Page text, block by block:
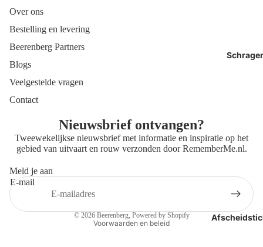
Over ons
Bestelling en levering
Beerenberg Partners
Blogs
Veelgestelde vragen
Contact
Nieuwsbrief ontvangen?
Tweewekelijkse nieuwsbrief met informatie en inspiratie op het
gebied van uitvaart en rouw verzonden doorRememberMe.nl.
Meld je aan
E-mail
© 2026 Beerenberg, Powered by Shopify
Voorwaarden en beleid